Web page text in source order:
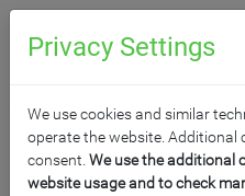
Privacy Settings
We use cookies and similar
operate the website. Additional
consent. We use the additional
website usage and to check